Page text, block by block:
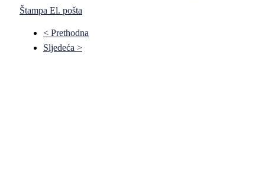
Štampa El. pošta
< Prethodna
Sljedeća >